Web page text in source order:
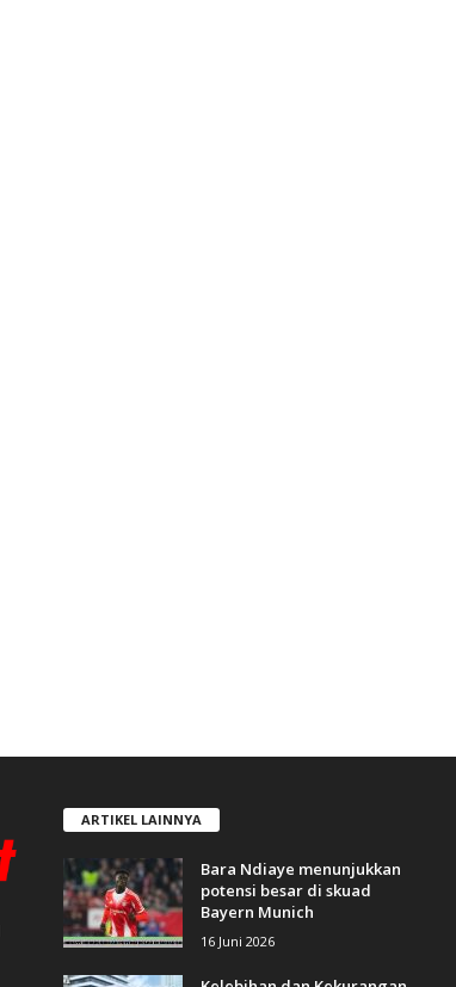
ARTIKEL LAINNYA
Bara Ndiaye menunjukkan
potensi besar di skuad
Bayern Munich
16 Juni 2026